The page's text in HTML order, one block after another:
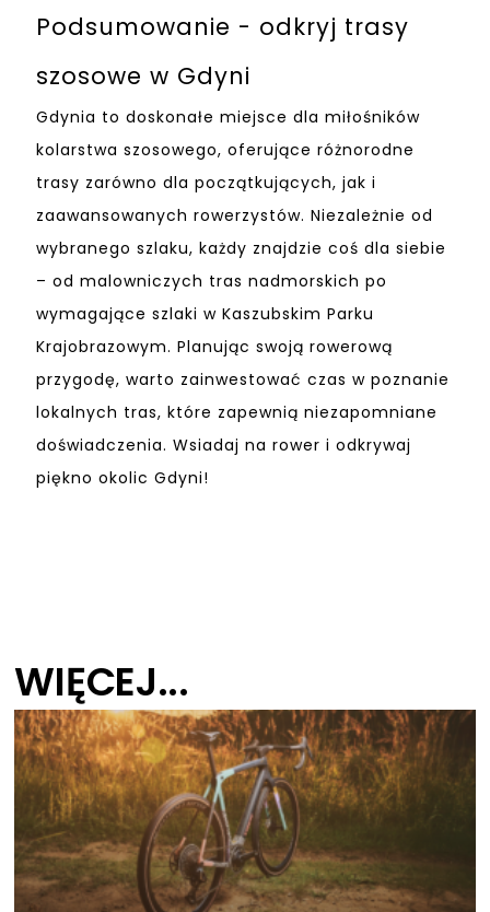
Podsumowanie - odkryj trasy
szosowe w Gdyni
Gdynia to doskonałe miejsce dla miłośników
kolarstwa szosowego, oferujące różnorodne
trasy zarówno dla początkujących, jak i
zaawansowanych rowerzystów. Niezależnie od
wybranego szlaku, każdy znajdzie coś dla siebie
– od malowniczych tras nadmorskich po
wymagające szlaki w Kaszubskim Parku
Krajobrazowym. Planując swoją rowerową
przygodę, warto zainwestować czas w poznanie
lokalnych tras, które zapewnią niezapomniane
doświadczenia. Wsiadaj na rower i odkrywaj
piękno okolic Gdyni!
WIĘCEJ...